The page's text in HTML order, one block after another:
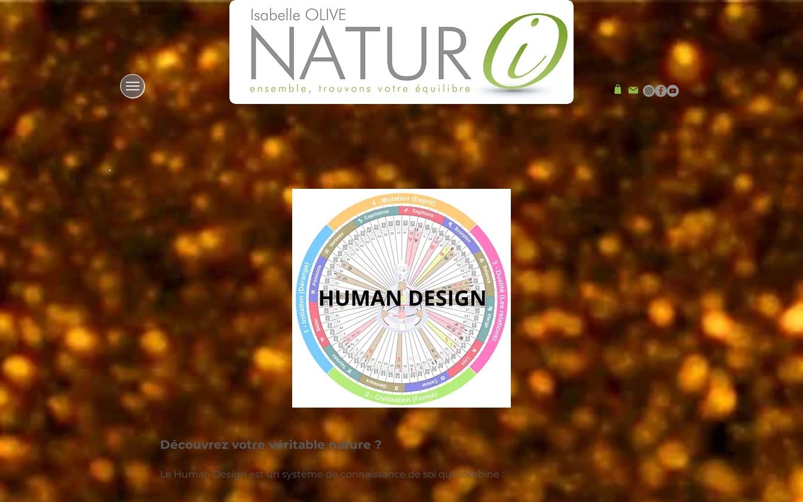
Découvrez votre véritable nature ?
Le Human Design est un système de connaissance de soi qui combine :